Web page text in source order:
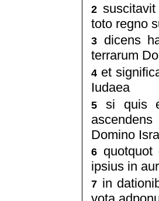
2
toto regno
3
dicens
terrarum
4 et
Iudaea
5
si quis
Domino
6
ipsius in
7 in